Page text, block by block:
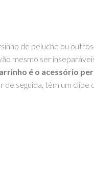
de peluche ou
mesmo ser
é o acessório
de seguida, têm um clipe